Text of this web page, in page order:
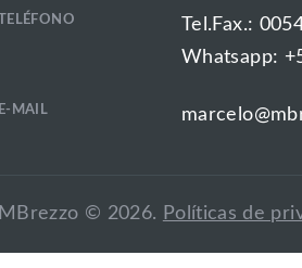
TELÉFONO
Tel.Fax.:
Whatsapp:
E-MAIL
MBrezzo © 2026. Políticas de